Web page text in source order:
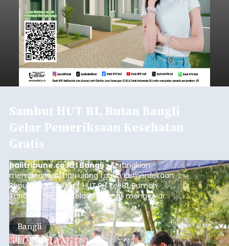
Sambut HUT RI, Rutan Bangli
Gelar Pemeriksaan Kesehatan
Gratis
balitribune.co.id I Bangli -Serangkian
memperingati hari ulang tahun Kemerdekaan
Republik Indonesia ( HUT RI) ke-81, Rumah
Tahanan Negara Kelas II B Bangli menggelar
kegiatan pemeriksaan kesehatan gratis, Rabu
(6/8/2026).
Bangli